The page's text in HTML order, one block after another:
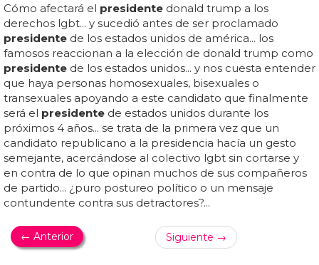
Cómo afectará el presidente donald trump a los
derechos lgbt... y sucedió antes de ser proclamado
presidente de los estados unidos de américa... los
famosos reaccionan a la elección de donald trump como
presidente de los estados unidos... y nos cuesta entender
que haya personas homosexuales, bisexuales o
transexuales apoyando a este candidato que finalmente
será el presidente de estados unidos durante los
próximos 4 años... se trata de la primera vez que un
candidato republicano a la presidencia hacía un gesto
semejante, acercándose al colectivo lgbt sin cortarse y
en contra de lo que opinan muchos de sus compañeros
de partido... ¿puro postureo político o un mensaje
contundente contra sus detractores?...
← Anterior Siguiente →